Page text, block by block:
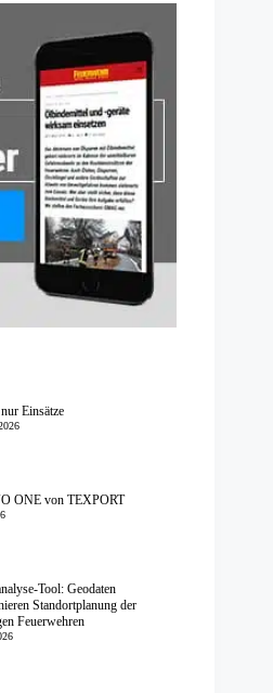
Einsätze
ONE von TEXPORT
Tool: Geodaten
Standortplanung der
Feuerwehren